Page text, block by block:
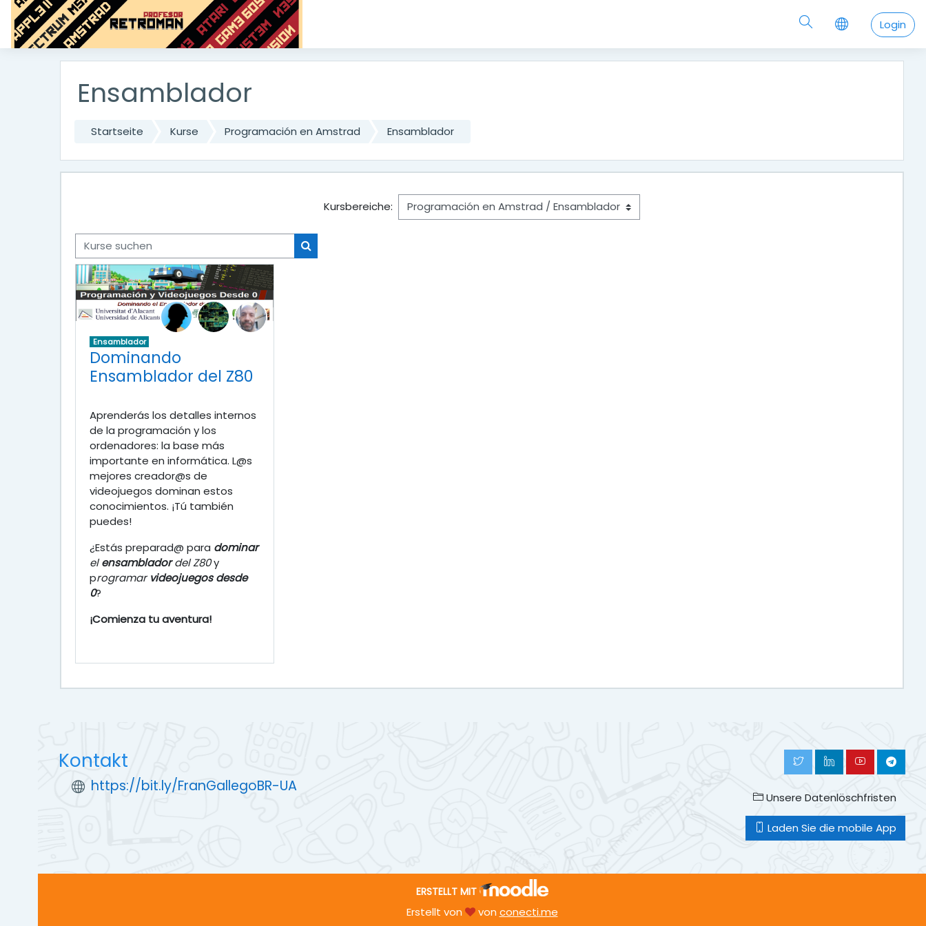
Login
Zum Hauptinhalt
Ensamblador
Startseite Kurse Programación en Amstrad Ensamblador
Kursbereiche:
Kurse suchen
Kurse suchen
Ensamblador
Dominando
Ensamblador del Z80
Aprenderás los detalles internos
de la programación y los
ordenadores: la base más
importante en informática. L@s
mejores creador@s de
videojuegos dominan estos
conocimientos. ¡Tú también
puedes!
¿Estás preparad@ para dominar
elensambladordel Z80y
programar videojuegos desde
0?
¡Comienza tu aventura!
Kontakt
https://bit.ly/FranGallegoBR-UA
Unsere Datenlöschfristen
Laden Sie die mobile App
ERSTELLT MIT
Erstellt von von conecti.me